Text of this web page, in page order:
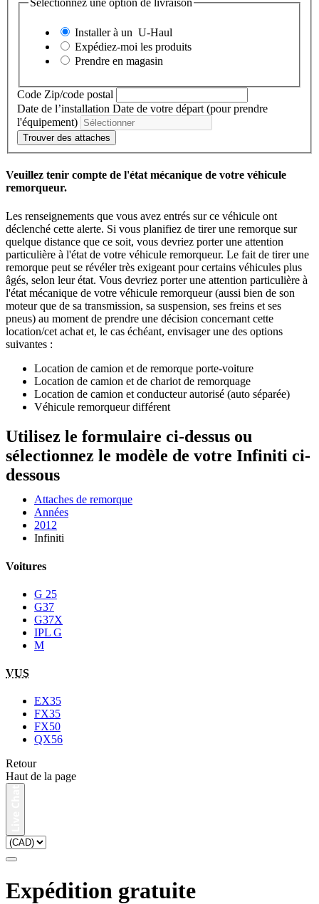
Sélectionnez une option de livraison
Installer à un U-Haul
Expédiez-moi les produits
Prendre en magasin
Code Zip/code postal
Date de l’installation Date de votre départ (pour prendre
l'équipement)
Trouver des attaches
Veuillez tenir compte de l'état mécanique de votre véhicule
remorqueur.
Les renseignements que vous avez entrés sur ce véhicule ont
déclenché cette alerte. Si vous planifiez de tirer une remorque sur
quelque distance que ce soit, vous devriez porter une attention
particulière à l'état de votre véhicule remorqueur. Le fait de tirer une
remorque peut se révéler très exigeant pour certains véhicules plus
âgés, selon leur état. Vous devriez porter une attention particulière à
l'état mécanique de votre véhicule remorqueur (aussi bien de son
moteur que de sa transmission, sa suspension, ses freins et ses
pneus) au moment de prendre une décision concernant cette
location/cet achat et, le cas échéant, envisager une des options
suivantes :
Location de camion et de remorque porte-voiture
Location de camion et de chariot de remorquage
Location de camion et conducteur autorisé (auto séparée)
Véhicule remorqueur différent
Utilisez le formulaire ci-dessus ou
sélectionnez le modèle de votre Infiniti ci-
dessous
Attaches de remorque
Années
2012
Infiniti
Voitures
G 25
G37
G37X
IPL G
M
VUS
EX35
FX35
FX50
QX56
Retour
Haut de la page
Expédition gratuite